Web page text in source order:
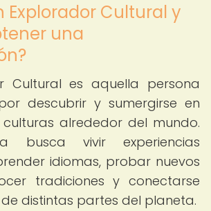
Explorador Cultural y
una
Cultural es aquella persona
descubrir y sumergirse en
alrededor del mundo.
busca vivir experiencias
idiomas, probar nuevos
tradiciones y conectarse
distintas partes del planeta.